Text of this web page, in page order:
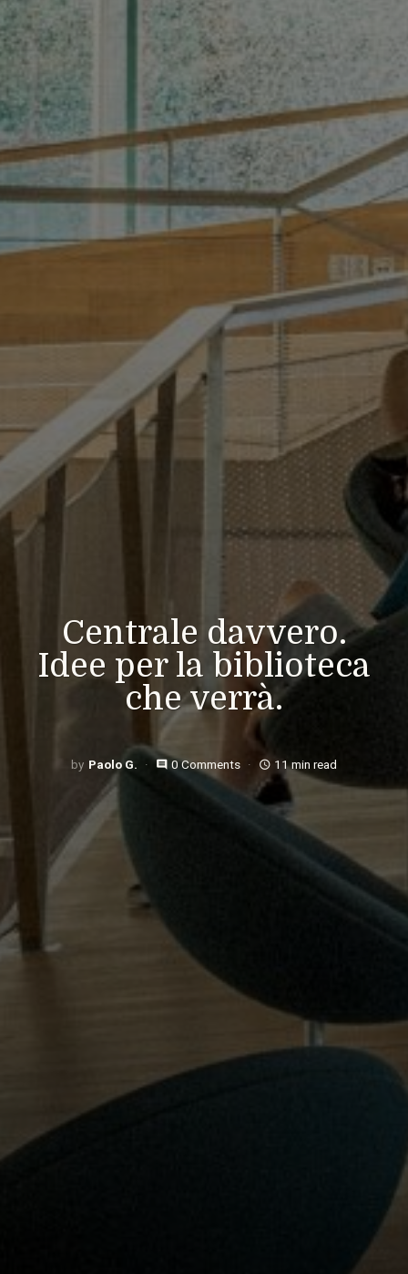
Centrale davvero.
Idee per la biblioteca
che verrà.
Paolo G. comment 0 Comments access_time 11 min read